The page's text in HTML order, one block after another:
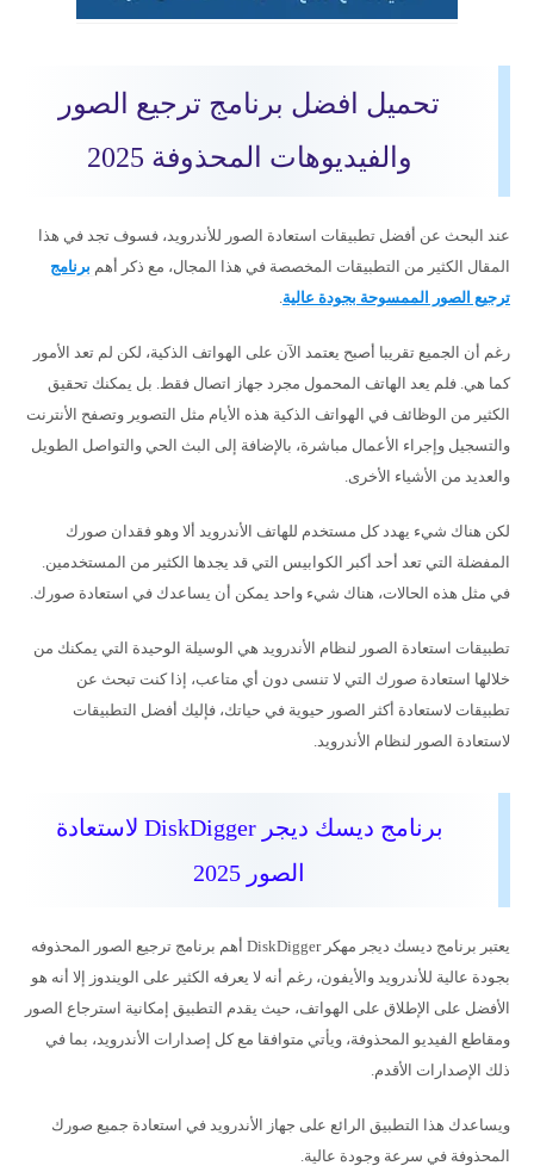
تحميل افضل برنامج ترجيع الصور
والفيديوهات المحذوفة 2025
عند البحث عن أفضل تطبيقات استعادة الصور للأندرويد، فسوف تجد في هذا
المقال الكثير من التطبيقات المخصصة في هذا المجال، مع ذكر أهم برنامج
ترجيع الصور الممسوحة بجودة عالية.
رغم أن الجميع تقريبا أصبح يعتمد الآن على الهواتف الذكية، لكن لم تعد الأمور
كما هي. فلم يعد الهاتف المحمول مجرد جهاز اتصال فقط. بل يمكنك تحقيق
الكثير من الوظائف في الهواتف الذكية هذه الأيام مثل التصوير وتصفح الأنترنت
والتسجيل وإجراء الأعمال مباشرة، بالإضافة إلى البث الحي والتواصل الطويل
والعديد من الأشياء الأخرى.
لكن هناك شيء يهدد كل مستخدم للهاتف الأندرويد ألا وهو فقدان صورك
المفضلة التي تعد أحد أكبر الكوابيس التي قد يجدها الكثير من المستخدمين.
في مثل هذه الحالات، هناك شيء واحد يمكن أن يساعدك في استعادة صورك.
تطبيقات استعادة الصور لنظام الأندرويد هي الوسيلة الوحيدة التي يمكنك من
خلالها استعادة صورك التي لا تنسى دون أي متاعب، إذا كنت تبحث عن
تطبيقات لاستعادة أكثر الصور حيوية في حياتك، فإليك أفضل التطبيقات
لاستعادة الصور لنظام الأندرويد.
برنامج ديسك ديجر DiskDigger لاستعادة
الصور 2025
يعتبر برنامج ديسك ديجر مهكر DiskDigger أهم برنامج ترجيع الصور المحذوفه
بجودة عالية للأندرويد والأيفون، رغم أنه لا يعرفه الكثير على الويندوز إلا أنه هو
الأفضل على الإطلاق على الهواتف، حيث يقدم التطبيق إمكانية استرجاع الصور
ومقاطع الفيديو المحذوفة، ويأتي متوافقا مع كل إصدارات الأندرويد، بما في
ذلك الإصدارات الأقدم.
ويساعدك هذا التطبيق الرائع على جهاز الأندرويد في استعادة جميع صورك
المحذوفة في سرعة وجودة عالية.